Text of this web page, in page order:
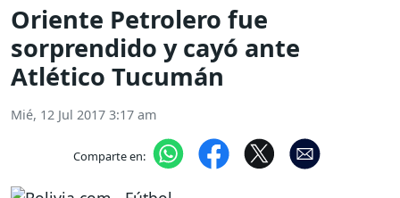
Oriente Petrolero fue
sorprendido y cayó ante
Atlético Tucumán
Mié, 12 Jul 2017 3:17 am
Comparte en: